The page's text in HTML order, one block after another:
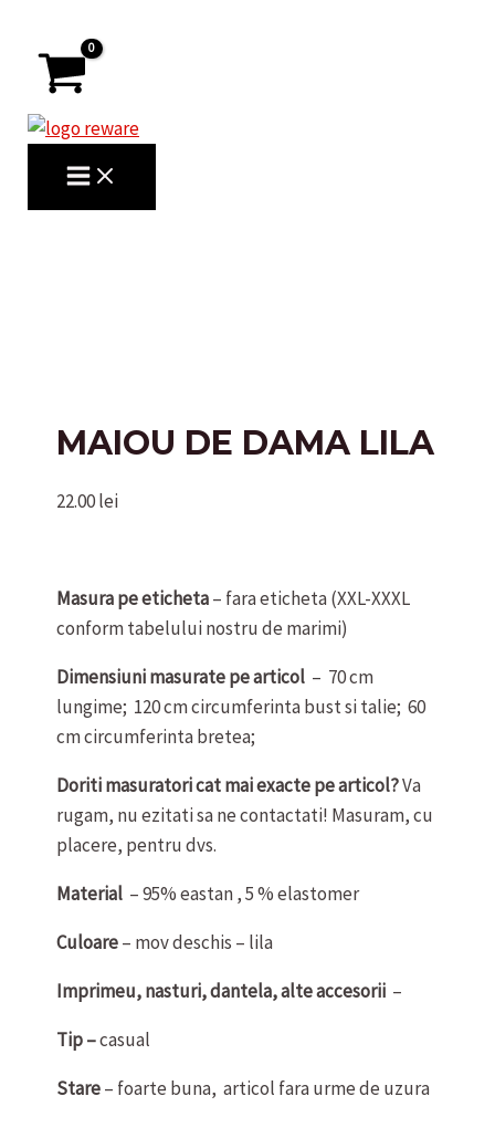
content
MAIN
MENU
MAIOU DE DAMA LILA
22.00lei
Masura pe eticheta– fara eticheta (XXL-XXXL
conform tabelului nostru de marimi)
Dimensiuni masurate pe articol – 70 cm
lungime; 120 cm circumferinta bust si talie; 60
cm circumferinta bretea;
Doriti masuratori cat mai exacte pe articol?Va
rugam, nu ezitati sa ne contactati! Masuram, cu
placere, pentru dvs.
Material – 95% eastan , 5 % elastomer
Culoare– mov deschis – lila
Imprimeu, nasturi, dantela, alte accesorii –
Tip –casual
Stare– foarte buna, articol fara urme de uzura